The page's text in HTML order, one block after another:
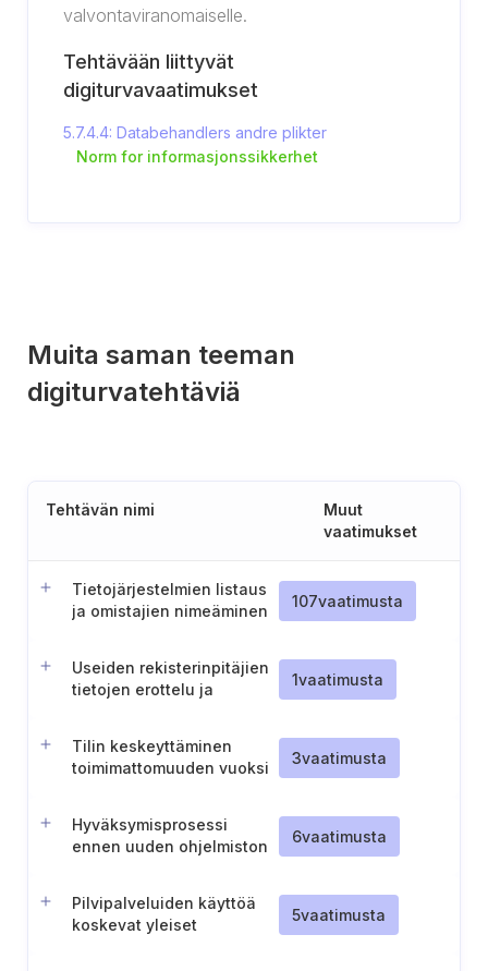
valvontaviranomaiselle.
Tehtävään liittyvät
digiturvavaatimukset
5.7.4.4: Databehandlers andre plikter
Norm for informasjonssikkerhet
Muita saman teeman
digiturvatehtäviä
Tehtävän nimi
Muut
vaatimukset
Tietojärjestelmien listaus
ja omistajien nimeäminen
107vaatimusta
Useiden rekisterinpitäjien
tietojen erottelu ja
1vaatimusta
Tilin keskeyttäminen
toimimattomuuden vuoksi
3vaatimusta
Hyväksymisprosessi
ennen uuden ohjelmiston
6vaatimusta
Pilvipalveluiden käyttöä
koskevat yleiset
5vaatimusta